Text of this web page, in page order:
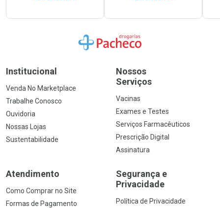
Ir para a Home
Institucional
Venda No Marketplace
Trabalhe Conosco
Ouvidoria
Nossas Lojas
Sustentabilidade
Nossos
Serviços
Vacinas
Exames e Testes
Serviços Farmacêuticos
Prescrição Digital
Assinatura
Atendimento
Como Comprar no Site
Formas de Pagamento
Segurança e
Privacidade
Política de Privacidade